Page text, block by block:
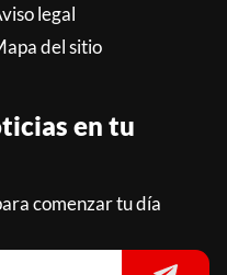
legal
del sitio
en tu
comenzar tu día